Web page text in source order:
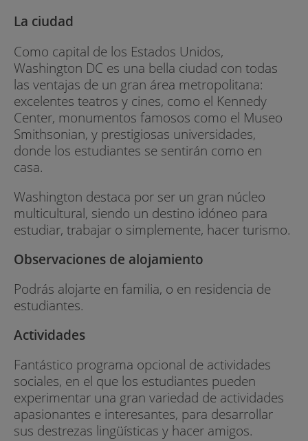
La ciudad
Como capital de los Estados Unidos,
Washington DC es una bella ciudad con todas
las ventajas de un gran área metropolitana:
excelentes teatros y cines, como el Kennedy
Center, monumentos famosos como el Museo
Smithsonian, y prestigiosas universidades,
donde los estudiantes se sentirán como en
casa.
Washington destaca por ser un gran núcleo
multicultural, siendo un destino idóneo para
estudiar, trabajar o simplemente, hacer turismo.
Observaciones de alojamiento
Podrás alojarte en familia, o en residencia de
estudiantes.
Actividades
Fantástico programa opcional de actividades
sociales, en el que los estudiantes pueden
experimentar una gran variedad de actividades
apasionantes e interesantes, para desarrollar
sus destrezas lingüísticas y hacer amigos.